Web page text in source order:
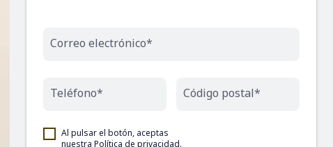
Correo electrónico*
Teléfono* Código postal*
Al pulsar el botón, aceptas
nuestra Política de privacidad.